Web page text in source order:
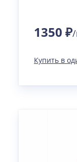
1350 ₽/
Купить в